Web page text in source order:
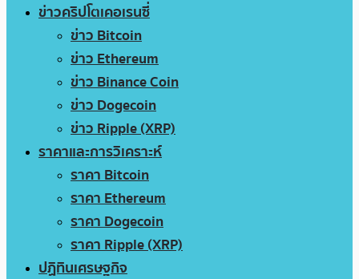
ข่าวคริปโตเคอเรนซี่
ข่าว Bitcoin
ข่าว Ethereum
ข่าว Binance Coin
ข่าว Dogecoin
ข่าว Ripple (XRP)
ราคาและการวิเคราะห์
ราคา Bitcoin
ราคา Ethereum
ราคา Dogecoin
ราคา Ripple (XRP)
ปฏิทินเศรษฐกิจ